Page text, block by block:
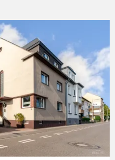
oder Personalräume und
mit […]